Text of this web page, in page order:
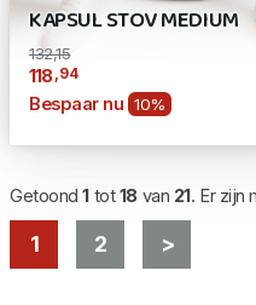
KAPSUL STOV MEDIUM
132,15
118,94
Bespaar nu 10%
Getoond1 tot18van 21. Er zijn
1 2 >